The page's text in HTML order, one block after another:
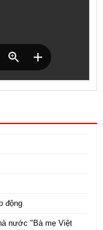
động
nước "Bà mẹ Việt